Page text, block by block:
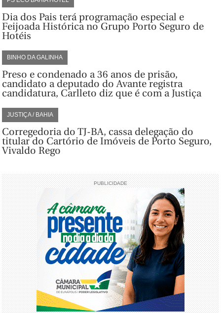
Dia dos Pais terá programação especial e
Feijoada Histórica no Grupo Porto Seguro de
Hotéis
BINHO DA GALINHA
Preso e condenado a 36 anos de prisão,
candidato a deputado do Avante registra
candidatura, Carlleto diz que é com a Justiça
JUSTIÇA / BAHIA
Corregedoria do TJ-BA, cassa delegação do
titular do Cartório de Imóveis de Porto Seguro,
Vivaldo Rego
PUBLICIDADE